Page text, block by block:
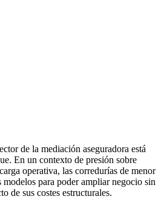
de la mediación aseguradora está
En un contexto de presión sobre
operativa, las corredurías de menor
modelos para poder ampliar negocio sin
de sus costes estructurales.